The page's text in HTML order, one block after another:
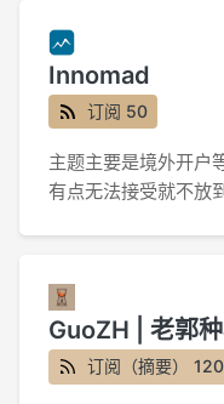
Innomad
订阅 50
主题主要是境外开户
有点无法接受就不放
GuoZH | 老郭
订阅（摘要） 120